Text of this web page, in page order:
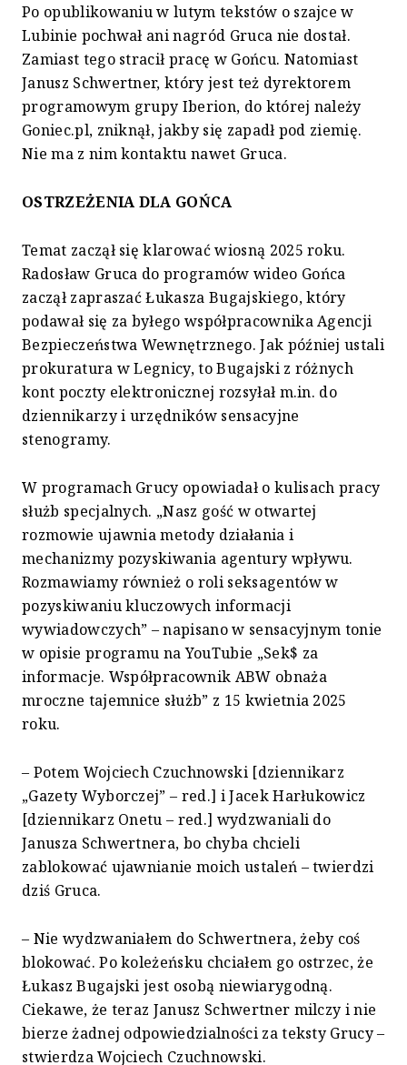
Po opublikowaniu w lutym tekstów o szajce w
Lubinie pochwał ani nagród Gruca nie dostał.
Zamiast tego stracił pracę w Gońcu. Natomiast
Janusz Schwertner, który jest też dyrektorem
programowym grupy Iberion, do której należy
Goniec.pl, zniknął, jakby się zapadł pod ziemię.
Nie ma z nim kontaktu nawet Gruca.
OSTRZEŻENIA DLA GOŃCA
Temat zaczął się klarować wiosną 2025 roku.
Radosław Gruca do programów wideo Gońca
zaczął zapraszać Łukasza Bugajskiego, który
podawał się za byłego współpracownika Agencji
Bezpieczeństwa Wewnętrznego. Jak później ustali
prokuratura w Legnicy, to Bugajski z różnych
kont poczty elektronicznej rozsyłał m.in. do
dziennikarzy i urzędników sensacyjne
stenogramy.
W programach Grucy opowiadał o kulisach pracy
służb specjalnych. „Nasz gość w otwartej
rozmowie ujawnia metody działania i
mechanizmy pozyskiwania agentury wpływu.
Rozmawiamy również o roli seksagentów w
pozyskiwaniu kluczowych informacji
wywiadowczych” – napisano w sensacyjnym tonie
w opisie programu na YouTubie „Sek$ za
informacje. Współpracownik ABW obnaża
mroczne tajemnice służb” z 15 kwietnia 2025
roku.
– Potem Wojciech Czuchnowski [dziennikarz
„Gazety Wyborczej” – red.] i Jacek Harłukowicz
[dziennikarz Onetu – red.] wydzwaniali do
Janusza Schwertnera, bo chyba chcieli
zablokować ujawnianie moich ustaleń – twierdzi
dziś Gruca.
– Nie wydzwaniałem do Schwertnera, żeby coś
blokować. Po koleżeńsku chciałem go ostrzec, że
Łukasz Bugajski jest osobą niewiarygodną.
Ciekawe, że teraz Janusz Schwertner milczy i nie
bierze żadnej odpowiedzialności za teksty Grucy –
stwierdza Wojciech Czuchnowski.